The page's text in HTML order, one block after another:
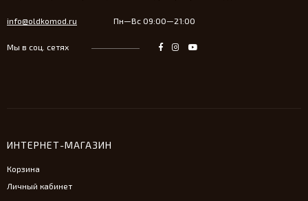
info@oldkomod.ru Пн—Вс 09:00—21:00
Мы в соц. сетях
ИНТЕРНЕТ-МАГАЗИН
Корзина
Личный кабинет